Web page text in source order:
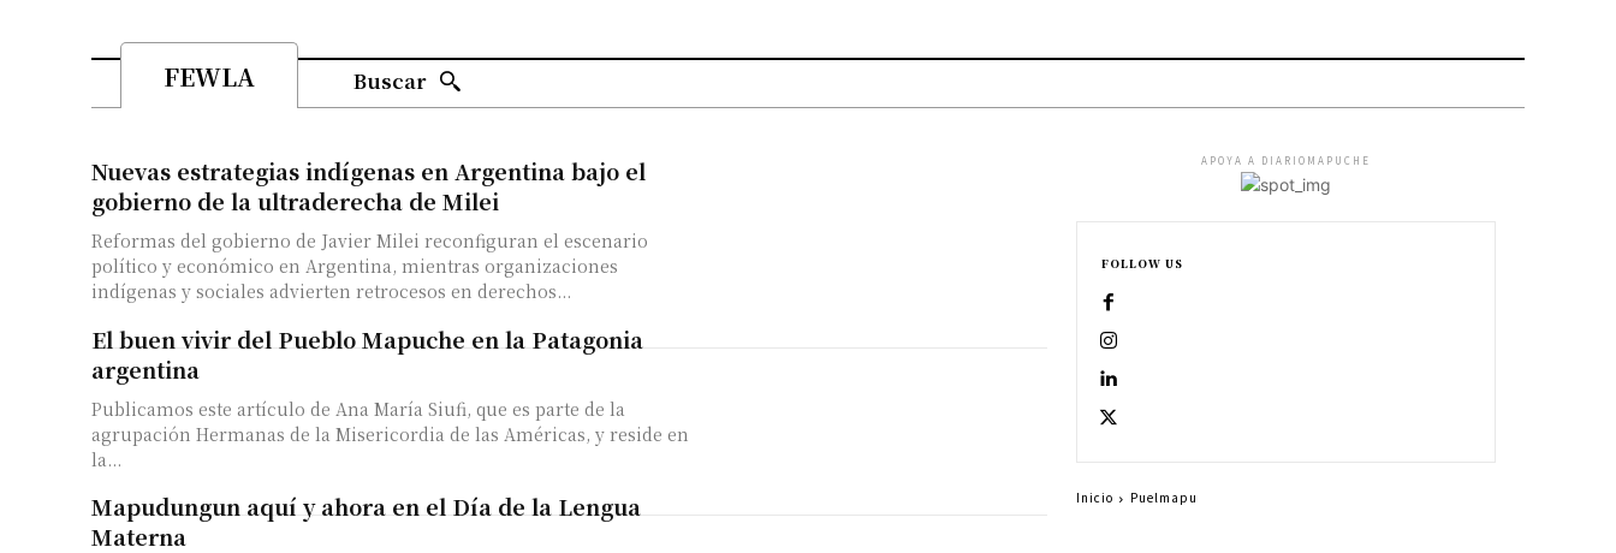
FEWLA Buscar
Nuevas estrategias indígenas en Argentina bajo el
gobierno de la ultraderecha de Milei
Reformas del gobierno de Javier Milei reconfiguran el escenario
político y económico en Argentina, mientras organizaciones
indígenas y sociales advierten retrocesos en derechos...
El buen vivir del Pueblo Mapuche en la Patagonia
argentina
Publicamos este artículo de Ana María Siufi, que es parte de la
agrupación Hermanas de la Misericordia de las Américas, y reside en
la...
Mapudungun aquí y ahora en el Día de la Lengua
Materna
APOYA A DIARIOMAPUCHE
FOLLOW US
Inicio Puelmapu